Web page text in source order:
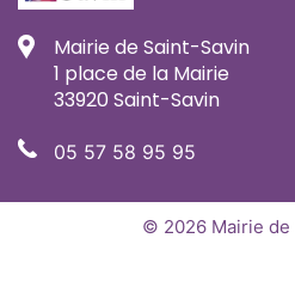
Mairie de Saint-Savin
1 place de la Mairie
33920 Saint-Savin
05 57 58 95 95
© 2026 Mairie de